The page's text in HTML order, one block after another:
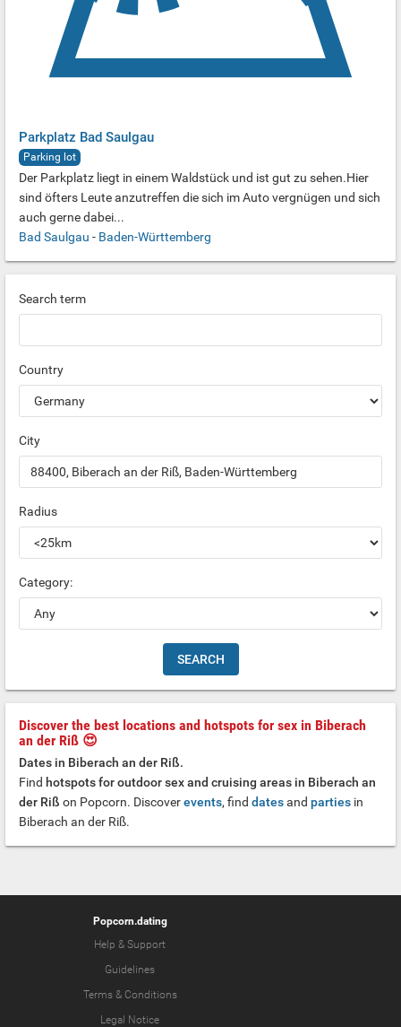
Parkplatz Bad Saulgau
Parking lot
Der Parkplatz liegt in einem Waldstück und ist gut zu sehen.Hier
sind öfters Leute anzutreffen die sich im Auto vergnügen und sich
auch gerne dabei...
Bad Saulgau - Baden-Württemberg
Search term
Country
City
Radius
Category:
Discover the best locations and hotspots for sex in Biberach
an der Riß 😍
Dates in Biberach an der Riß.
Find hotspots for outdoor sex and cruising areas in Biberach an
der Riß on Popcorn. Discoverevents, find datesand parties in
Biberach an der Riß.
Popcorn.dating
Help & Support
Guidelines
Terms & Conditions
Legal Notice